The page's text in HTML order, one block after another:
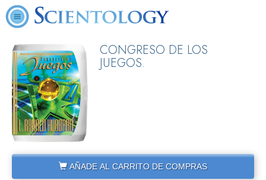
CONGRESO DE LOS
JUEGOS.
AÑADE AL CARRITO DE COMPRAS